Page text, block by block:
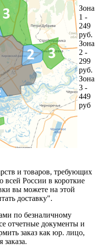
Зона
1 -
249
руб.
Зона
2 -
299
руб.
Зона
3 -
449
руб
и товаров, требующих
всей России в короткие
вы можете на этой
доставку".
по безналичному
отчетные документы и
заказ как юр. лицо,